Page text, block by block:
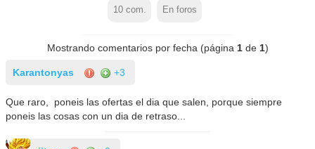
10com. En foros
Mostrando comentarios por fecha (página 1de 1)
Karantonyas +3
Que raro, poneis las ofertas el dia que salen, porque siempre
poneis las cosas con un dia de retraso...